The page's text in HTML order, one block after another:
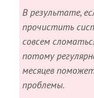
В результате,
прочистить
совсем
потому
месяцев
проблемы.